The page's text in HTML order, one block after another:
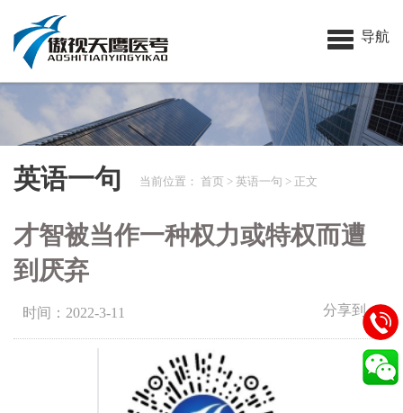
导航
英语一句 当前位置： 首页 > 英语一句 > 正文
才智被当作一种权力或特权而遭
到厌弃
时间：2022-3-11 分享到：